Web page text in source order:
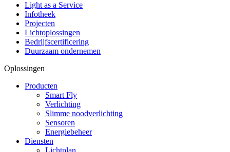
Light as a Service
Infotheek
Projecten
Lichtoplossingen
Bedrijfscertificering
Duurzaam ondernemen
Oplossingen
Producten
Smart Fly
Verlichting
Slimme noodverlichting
Sensoren
Energiebeheer
Diensten